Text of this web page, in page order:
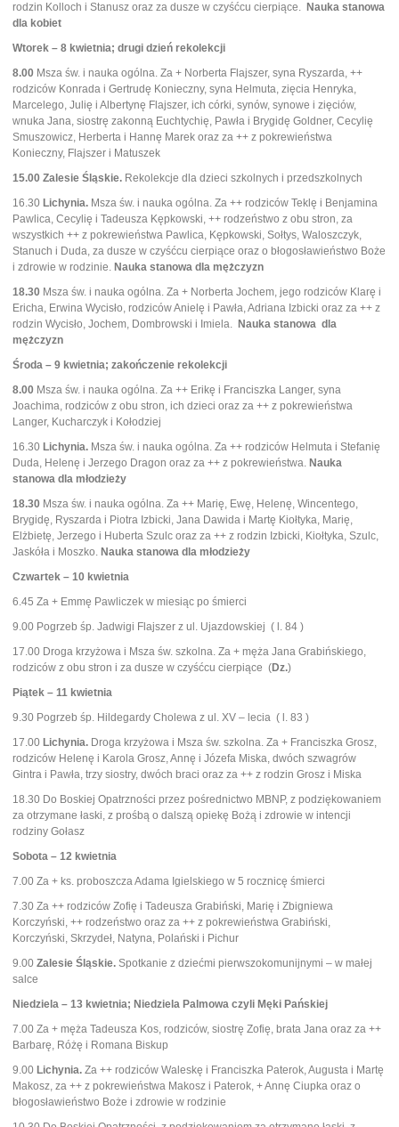
rodzin Kolloch i Stanusz oraz za dusze w czyśćcu cierpiące. Nauka stanowa
dla kobiet
Wtorek – 8 kwietnia; drugi dzień rekolekcji
8.00 Msza św. i nauka ogólna. Za + Norberta Flajszer, syna Ryszarda, ++
rodziców Konrada i Gertrudę Konieczny, syna Helmuta, zięcia Henryka,
Marcelego, Julię i Albertynę Flajszer, ich córki, synów, synowe i zięciów,
wnuka Jana, siostrę zakonną Euchtychię, Pawła i Brygidę Goldner, Cecylię
Smuszowicz, Herberta i Hannę Marek oraz za ++ z pokrewieństwa
Konieczny, Flajszer i Matuszek
15.00 Zalesie Śląskie. Rekolekcje dla dzieci szkolnych i przedszkolnych
16.30 Lichynia. Msza św. i nauka ogólna. Za ++ rodziców Teklę i Benjamina
Pawlica, Cecylię i Tadeusza Kępkowski, ++ rodzeństwo z obu stron, za
wszystkich ++ z pokrewieństwa Pawlica, Kępkowski, Sołtys, Waloszczyk,
Stanuch i Duda, za dusze w czyśćcu cierpiące oraz o błogosławieństwo Boże
i zdrowie w rodzinie. Nauka stanowa dla mężczyzn
18.30 Msza św. i nauka ogólna. Za + Norberta Jochem, jego rodziców Klarę i
Ericha, Erwina Wycisło, rodziców Anielę i Pawła, Adriana Izbicki oraz za ++ z
rodzin Wycisło, Jochem, Dombrowski i Imiela. Nauka stanowa dla
mężczyzn
Środa – 9 kwietnia; zakończenie rekolekcji
8.00 Msza św. i nauka ogólna. Za ++ Erikę i Franciszka Langer, syna
Joachima, rodziców z obu stron, ich dzieci oraz za ++ z pokrewieństwa
Langer, Kucharczyk i Kołodziej
16.30 Lichynia. Msza św. i nauka ogólna. Za ++ rodziców Helmuta i Stefanię
Duda, Helenę i Jerzego Dragon oraz za ++ z pokrewieństwa. Nauka
stanowa dla młodzieży
18.30 Msza św. i nauka ogólna. Za ++ Marię, Ewę, Helenę, Wincentego,
Brygidę, Ryszarda i Piotra Izbicki, Jana Dawida i Martę Kiołtyka, Marię,
Elżbietę, Jerzego i Huberta Szulc oraz za ++ z rodzin Izbicki, Kiołtyka, Szulc,
Jaskóła i Moszko. Nauka stanowa dla młodzieży
Czwartek – 10 kwietnia
6.45 Za + Emmę Pawliczek w miesiąc po śmierci
9.00 Pogrzeb śp. Jadwigi Flajszer z ul. Ujazdowskiej ( l. 84 )
17.00 Droga krzyżowa i Msza św. szkolna. Za + męża Jana Grabińskiego,
rodziców z obu stron i za dusze w czyśćcu cierpiące (Dz.)
Piątek – 11 kwietnia
9.30 Pogrzeb śp. Hildegardy Cholewa z ul. XV – lecia ( l. 83 )
17.00 Lichynia. Droga krzyżowa i Msza św. szkolna. Za + Franciszka Grosz,
rodziców Helenę i Karola Grosz, Annę i Józefa Miska, dwóch szwagrów
Gintra i Pawła, trzy siostry, dwóch braci oraz za ++ z rodzin Grosz i Miska
18.30 Do Boskiej Opatrzności przez pośrednictwo MBNP, z podziękowaniem
za otrzymane łaski, z prośbą o dalszą opiekę Bożą i zdrowie w intencji
rodziny Gołasz
Sobota – 12 kwietnia
7.00 Za + ks. proboszcza Adama Igielskiego w 5 rocznicę śmierci
7.30 Za ++ rodziców Zofię i Tadeusza Grabiński, Marię i Zbigniewa
Korczyński, ++ rodzeństwo oraz za ++ z pokrewieństwa Grabiński,
Korczyński, Skrzydeł, Natyna, Polański i Pichur
9.00 Zalesie Śląskie. Spotkanie z dziećmi pierwszokomunijnymi – w małej
salce
Niedziela – 13 kwietnia; Niedziela Palmowa czyli Męki Pańskiej
7.00 Za + męża Tadeusza Kos, rodziców, siostrę Zofię, brata Jana oraz za ++
Barbarę, Różę i Romana Biskup
9.00 Lichynia. Za ++ rodziców Waleskę i Franciszka Paterok, Augusta i Martę
Makosz, za ++ z pokrewieństwa Makosz i Paterok, + Annę Ciupka oraz o
błogosławieństwo Boże i zdrowie w rodzinie